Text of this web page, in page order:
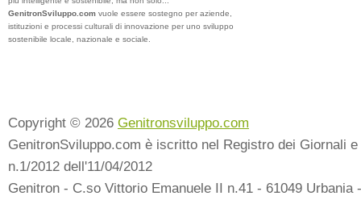
GenitronSviluppo.com vuole essere sostegno per aziende,
istituzioni e processi culturali di innovazione per uno sviluppo
sostenibile locale, nazionale e sociale.
Copyright © 2026 Genitronsviluppo.com
GenitronSviluppo.com è iscritto nel Registro dei Giornali
n.1/2012 dell'11/04/2012
Genitron - C.so Vittorio Emanuele II n.41 - 61049 Urbania